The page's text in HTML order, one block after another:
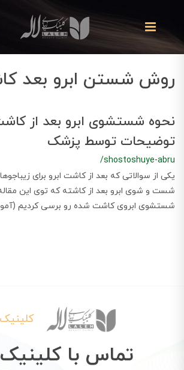
روش شستن ابرو بعد
نحوه شستشوی ابرو بعد از
توضیحات توسط پزشک
/shostoshuye-abru
یکی از سوالاتی که بعد از کاشت ابرو برای
شست و شوی ابرو بعد از کاشته که توی این
شستشوی ابروی کاشت شده رو برسی کردیم
کلینیک
تماس با کلینیک